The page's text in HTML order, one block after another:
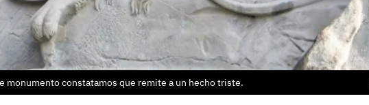
monumento constatamos que remite a un hecho triste.